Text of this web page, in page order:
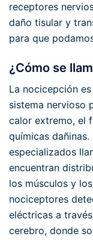
receptores
daño tisular y
para que
¿Cómo se
La nocicepción
sistema nervioso
calor extremo, el
químicas
especializados
encuentran
los músculos y
nociceptores
eléctricas a
cerebro, donde